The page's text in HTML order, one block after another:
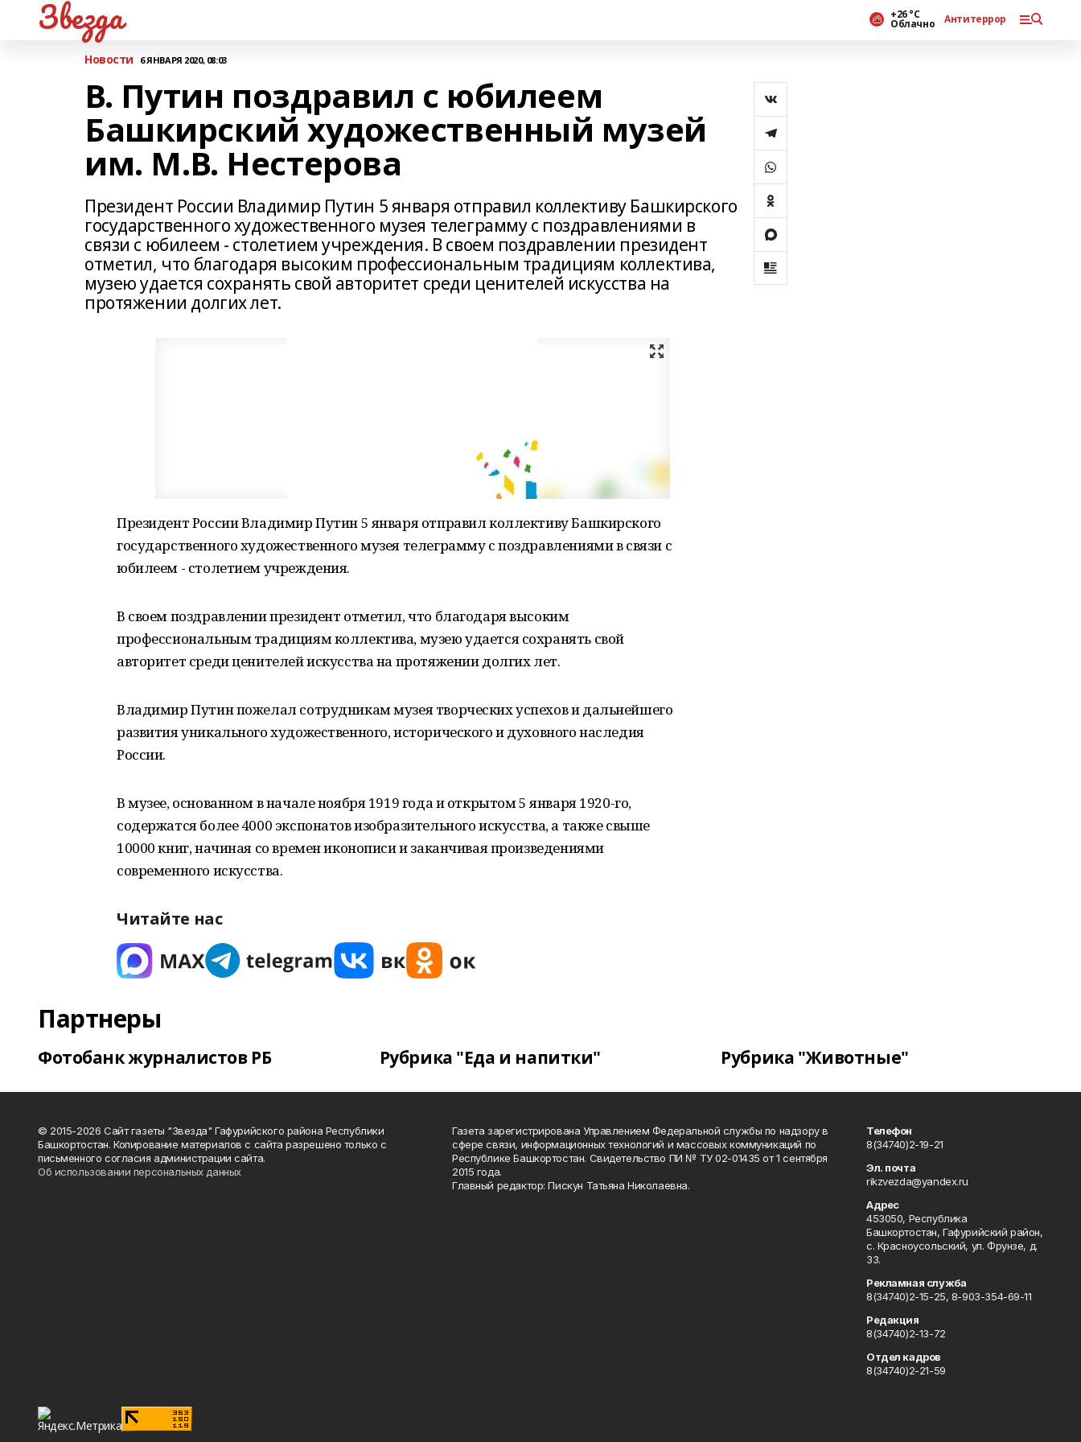
Звезда +26 °С
Облачно Антитеррор
Новости 6 ЯНВАРЯ 2020, 08:03
В. Путин поздравил с юбилеем
Башкирский художественный музей
им. М.В. Нестерова
Президент России Владимир Путин 5 января отправил коллективу Башкирского
государственного художественного музея телеграмму с поздравлениями в
связи с юбилеем - столетием учреждения. В своем поздравлении президент
отметил, что благодаря высоким профессиональным традициям коллектива,
музею удается сохранять свой авторитет среди ценителей искусства на
протяжении долгих лет.
Президент России Владимир Путин 5 января отправил коллективу Башкирского
государственного художественного музея телеграмму с поздравлениями в связи с
юбилеем - столетием учреждения.
В своем поздравлении президент отметил, что благодаря высоким
профессиональным традициям коллектива, музею удается сохранять свой
авторитет среди ценителей искусства на протяжении долгих лет.
Владимир Путин пожелал сотрудникам музея творческих успехов и дальнейшего
развития уникального художественного, исторического и духовного наследия
России.
В музее, основанном в начале ноября 1919 года и открытом 5 января 1920-го,
содержатся более 4000 экспонатов изобразительного искусства, а также свыше
10000 книг, начиная со времен иконописи и заканчивая произведениями
современного искусства.
Читайте нас
Партнеры
Фотобанк журналистов РБ Рубрика "Еда и напитки" Рубрика "Животные"
© 2015-2026 Сайт газеты "Звезда" Гафурийского района Республики
Башкортостан. Копирование материалов с сайта разрешено только с
письменного согласия администрации сайта.
Об использовании персональных данных
Газета зарегистрирована Управлением Федеральной службы по надзору в
сфере связи, информационных технологий и массовых коммуникаций по
Республике Башкортостан. Свидетельство ПИ № ТУ 02-01435 от 1 сентября
2015 года.
Главный редактор: Пискун Татьяна Николаевна.
Телефон
8(34740)2-19-21
Эл. почта
rikzvezda@yandex.ru
Адрес
453050, Республика
Башкортостан, Гафурийский район,
с. Красноусольский, ул. Фрунзе, д.
33.
Рекламная служба
8(34740)2-15-25, 8-903-354-69-11
Редакция
8(34740)2-13-72
Отдел кадров
8(34740)2-21-59